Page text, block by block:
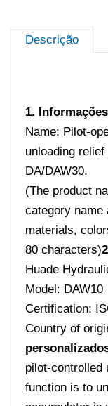
Descrição
1.
Name: Pilot-
unloading
DA/DAW30.
(The product
category name
materials,
80 characters)
Huade
Model: DAW10
Certification:
Country of
pilot-controlled
function is to